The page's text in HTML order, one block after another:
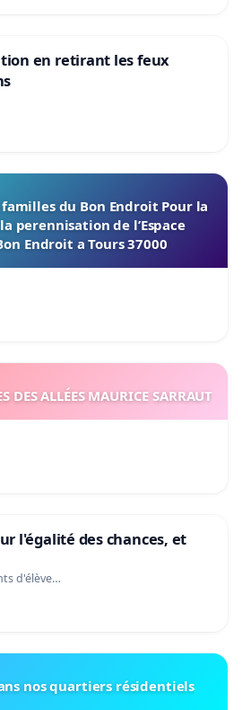
en retirant les feux
du Bon Endroit Pour la
perennisation de l’Espace
Endroit a Tours 37000
DES ALLÉES MAURICE SARRAUT
l'égalité des chances, et
d'élève…
nos quartiers résidentiels